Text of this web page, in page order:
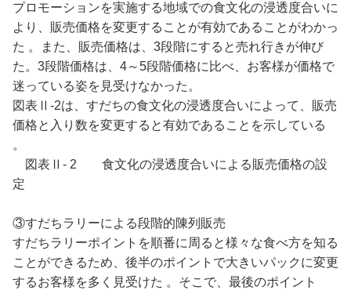
プロモーションを実施する地域での食文化の浸透度合いに
より、販売価格を変更することが有効であることがわかっ
た 。また、販売価格は、3段階にすると売れ行きが伸び
た。3段階価格は、4～5段階価格に比べ、お客様が価格で
迷っている姿を見受けなかった。
図表Ⅱ-2は、すだちの食文化の浸透度合いによって、販売
価格と入り数を変更すると有効であることを示している
。
図表Ⅱ- 2 食文化の浸透度合いによる販売価格の設
定
③すだちラリーによる段階的陳列販売
すだちラリーポイントを順番に周ると様々な食べ方を知る
ことができるため、後半のポイントで大きいパックに変更
するお客様を多く見受けた 。そこで、最後のポイント